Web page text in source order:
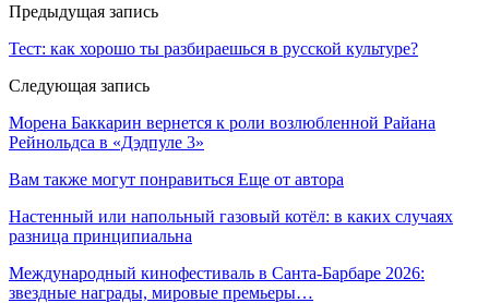
Предыдущая запись
Тест: как хорошо ты разбираешься в русской культуре?
Следующая запись
Морена Баккарин вернется к роли возлюбленной Райана
Рейнольдса в «Дэдпуле 3»
Вам также могут понравиться Еще от автора
Настенный или напольный газовый котёл: в каких случаях
разница принципиальна
Международный кинофестиваль в Санта-Барбаре 2026:
звездные награды, мировые премьеры…